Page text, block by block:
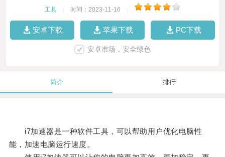
工具 时间：2023-11-16
安卓下载 苹果下载 PC下载
安卓市场，安全绿色
简介 排行
i7加速器是一种软件工具，可以帮助用户优化电脑性
能，加速电脑运行速度。